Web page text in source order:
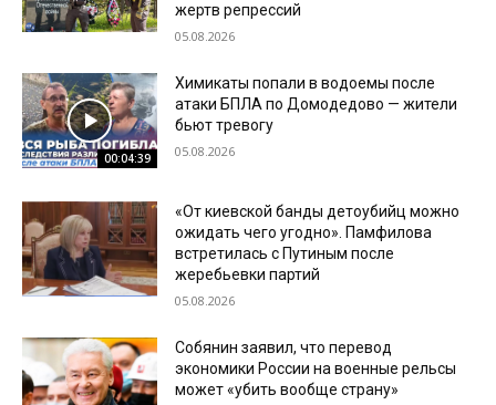
жертв репрессий
05.08.2026
00:04:39
Химикаты попали в водоемы после
атаки БПЛА по Домодедово — жители
бьют тревогу
05.08.2026
«От киевской банды детоубийц можно
ожидать чего угодно». Памфилова
встретилась с Путиным после
жеребьевки партий
05.08.2026
Собянин заявил, что перевод
экономики России на военные рельсы
может «убить вообще страну»